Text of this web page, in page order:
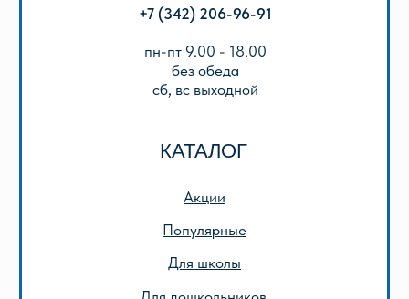
ООО «Лира-2»
ИНН 5905042366
ОГРН 1025901223622
© 2013-2024 ООО «Лира-2»